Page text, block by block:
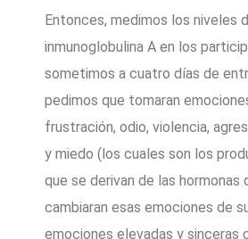
Entonces, medimos los niveles
inmunoglobulina A en los
sometimos a cuatro días de
pedimos que tomaran
frustración, odio, violencia,
y miedo (los cuales son los
que se derivan de las hormonas
cambiaran esas emociones de
emociones elevadas y sinceras